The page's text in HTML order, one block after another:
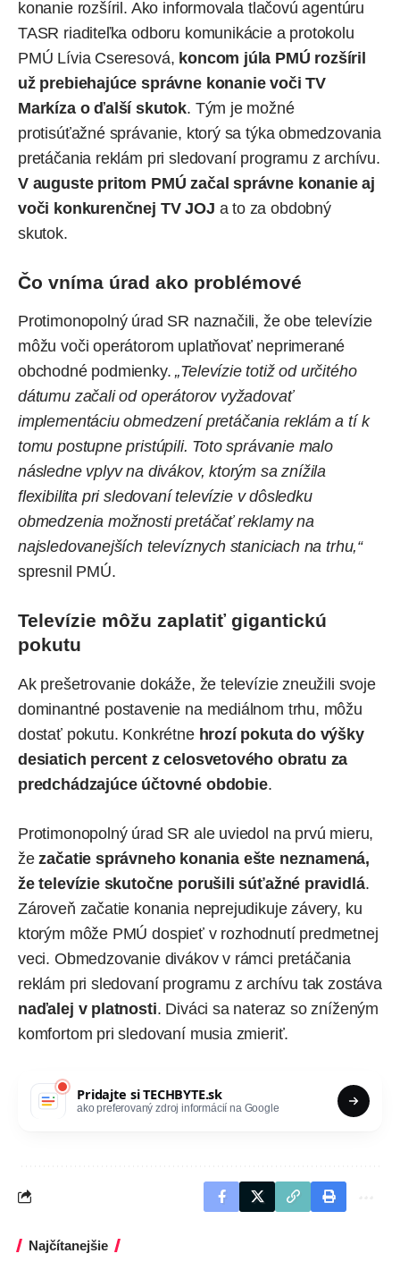
konanie rozšíril. Ako informovala tlačovú agentúru
TASR riaditeľka odboru komunikácie a protokolu
PMÚ Lívia Cseresová, koncom júla PMÚ rozšíril
už prebiehajúce správne konanie voči TV
Markíza o ďalší skutok. Tým je možné
protisúťažné správanie, ktorý sa týka obmedzovania
pretáčania reklám pri sledovaní programu z archívu.
V auguste pritom PMÚ začal správne konanie aj
voči konkurenčnej TV JOJ a to za obdobný
skutok.
Čo vníma úrad ako problémové
Protimonopolný úrad SR naznačili, že obe televízie
môžu voči operátorom uplatňovať neprimerané
obchodné podmienky.„Televízie totiž od určitého
dátumu začali od operátorov vyžadovať
implementáciu obmedzení pretáčania reklám a tí k
tomu postupne pristúpili. Toto správanie malo
následne vplyv na divákov, ktorým sa znížila
flexibilita pri sledovaní televízie v dôsledku
obmedzenia možnosti pretáčať reklamy na
najsledovanejších televíznych staniciach na trhu,“
spresnil PMÚ.
Televízie môžu zaplatiť gigantickú
pokutu
Ak prešetrovanie dokáže, že televízie zneužili svoje
dominantné postavenie na mediálnom trhu, môžu
dostať pokutu. Konkrétne hrozí pokuta do výšky
desiatich percent z celosvetového obratu za
predchádzajúce účtovné obdobie.
Protimonopolný úrad SR ale uviedol na prvú mieru,
žezačatie správneho konania ešte neznamená,
že televízie skutočne porušili súťažné pravidlá.
Zároveň začatie konania neprejudikuje závery, ku
ktorým môže PMÚ dospieť v rozhodnutí predmetnej
veci. Obmedzovanie divákov v rámci pretáčania
reklám pri sledovaní programu z archívu tak zostáva
naďalej v platnosti. Diváci sa nateraz so zníženým
komfortom pri sledovaní musia zmieriť.
Pridajte siTECHBYTE.sk
ako preferovaný zdroj informácií na Google
Najčítanejšie